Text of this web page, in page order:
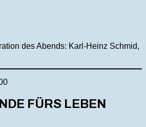
des Abends: Karl-Heinz Schmid,
FÜRS LEBEN